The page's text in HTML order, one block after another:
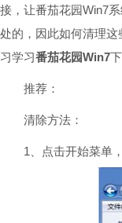
接，让番茄花园Win7
处的，因此如何清理
习学习番茄花园Win7下
推荐：
清除方法：
1、点击开始菜单，